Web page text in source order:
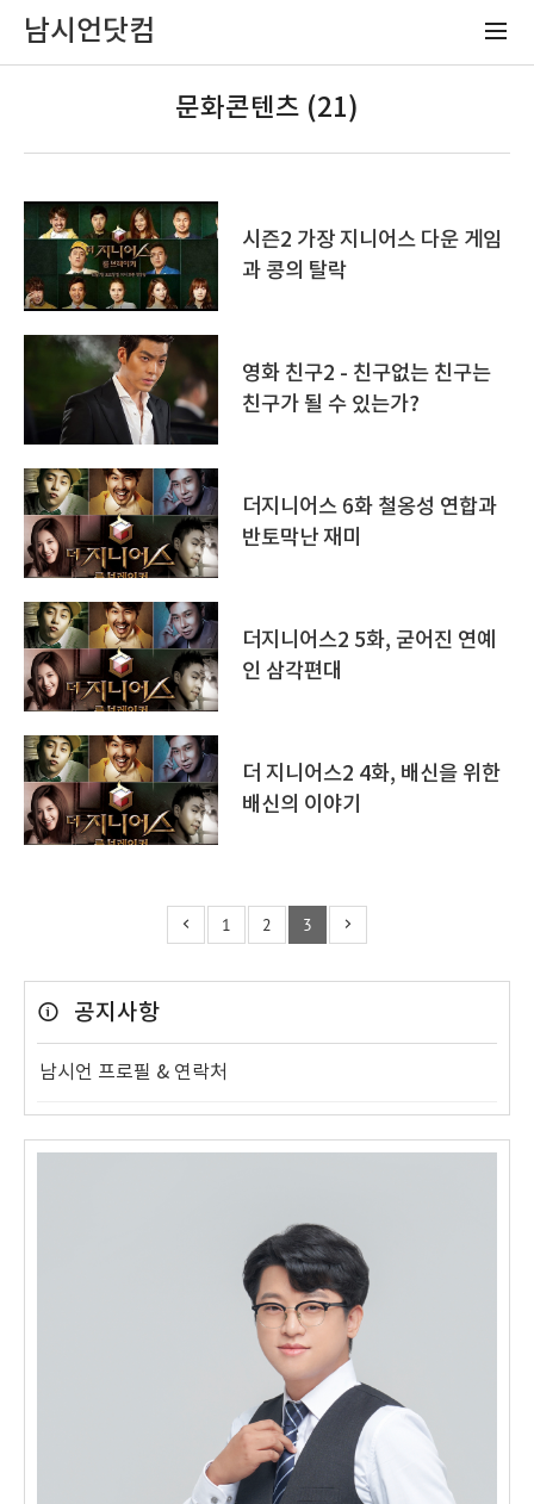
남시언닷컴
문화콘텐츠 (21)
시즌2 가장 지니어스 다운 게임
과 콩의 탈락
영화 친구2 - 친구없는 친구는
친구가 될 수 있는가?
더지니어스 6화 철옹성 연합과
반토막난 재미
더지니어스2 5화, 굳어진 연예
인 삼각편대
더 지니어스2 4화, 배신을 위한
배신의 이야기
1 2 3
공지사항
남시언 프로필 & 연락처